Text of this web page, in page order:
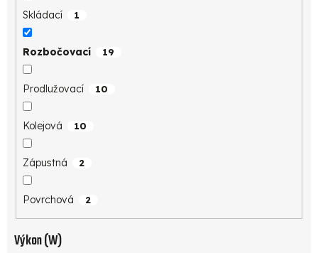
Skládací 1
Rozbočovací 19
Prodlužovací 10
Kolejová 10
Zápustná 2
Povrchová 2
Výkon (W)